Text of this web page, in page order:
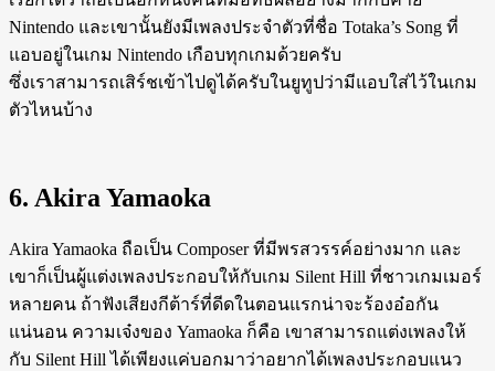
Nintendo และเขานั้นยังมีเพลงประจำตัวที่ชื่อ Totaka’s Song ที่
แอบอยู่ในเกม Nintendo เกือบทุกเกมด้วยครับ
ซึ่งเราสามารถเสิร์ชเข้าไปดูได้ครับในยูทูปว่ามีแอบใส่ไว้ในเกม
ตัวไหนบ้าง
6. Akira Yamaoka
Akira Yamaoka ถือเป็น Composer ที่มีพรสวรรค์อย่างมาก และ
เขาก็เป็นผู้แต่งเพลงประกอบให้กับเกม Silent Hill ที่ชาวเกมเมอร์
หลายคน ถ้าฟังเสียงกีต้าร์ที่ดีดในตอนแรกน่าจะร้องอ๋อกัน
แน่นอน ความเจ๋งของ Yamaoka ก็คือ เขาสามารถแต่งเพลงให้
กับ Silent Hill ได้เพียงแค่บอกมาว่าอยากได้เพลงประกอบแนว